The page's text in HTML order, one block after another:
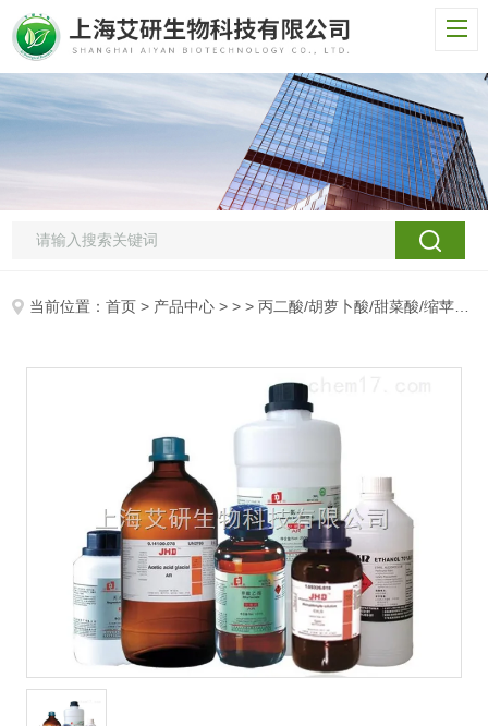
当前位置：首页 > 产品中心 > > > 丙二酸/胡萝卜酸/甜菜酸/缩苹果酸/甲烷二羧酸/丙烷二羧酸/Malonic acid